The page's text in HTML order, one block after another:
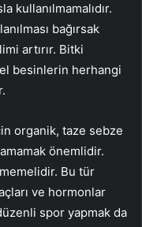
kullanılmamalıdır.
bağırsak
artırır. Bitki
besinlerin herhangi
organik, taze sebze
önemlidir.
Bu tür
ve hormonlar
spor yapmak da